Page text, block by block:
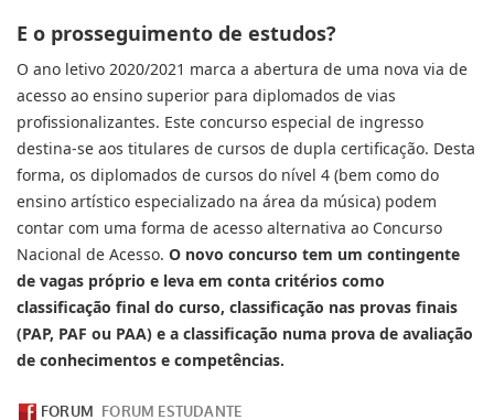
E o prosseguimento de estudos?
O ano letivo 2020/2021 marca a abertura de uma nova via de
acesso ao ensino superior para diplomados de vias
profissionalizantes. Este concurso especial de ingresso
destina-se aos titulares de cursos de dupla certificação. Desta
forma, os diplomados de cursos do nível 4 (bem como do
ensino artístico especializado na área da música) podem
contar com uma forma de acesso alternativa ao Concurso
Nacional de Acesso. O novo concurso tem um contingente
de vagas próprio e leva em conta critérios como
classificação final do curso, classificação nas provas finais
(PAP, PAF ou PAA) e a classificação numa prova de avaliação
de conhecimentos e competências.